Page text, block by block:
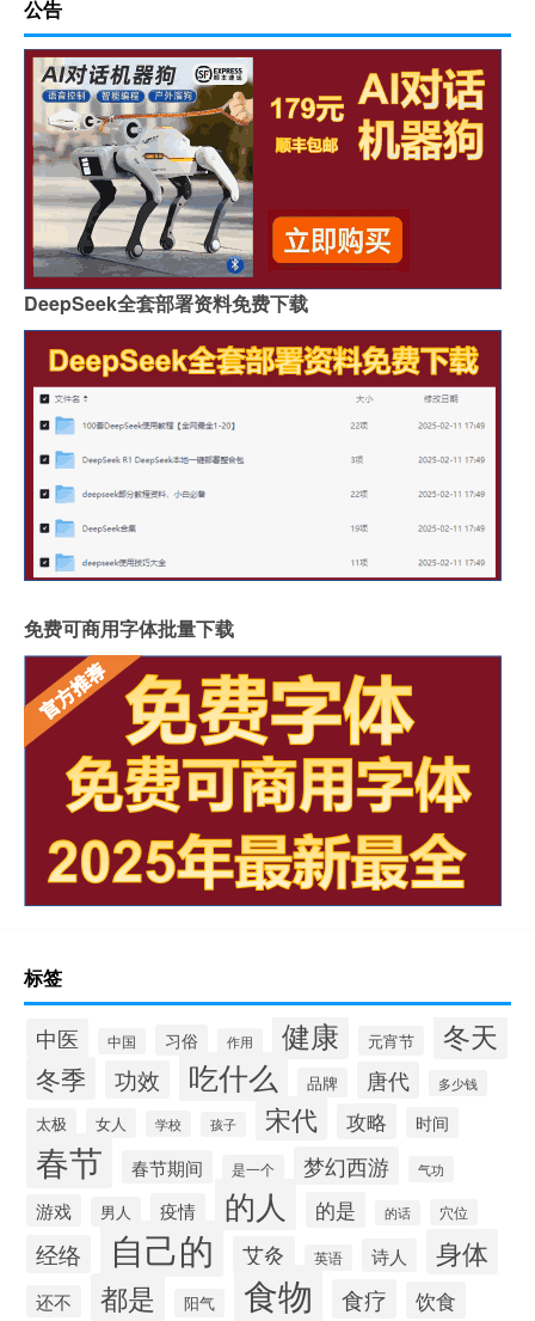
公告
DeepSeek全套部署资料免费下载
免费可商用字体批量下载
标签
中医 中国 习俗 作用 健康 元宵节 冬天
冬季 功效 吃什么 品牌 唐代 多少钱
太极 女人 学校 孩子 宋代 攻略 时间
春节 春节期间 是一个 梦幻西游 气功
游戏 男人 疫情 的人 的是 的话 穴位
经络 自己的 艾灸 英语 诗人 身体
还不 都是 阳气 食物 食疗 饮食